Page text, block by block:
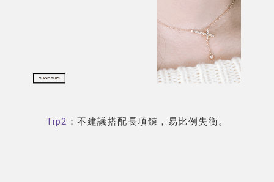
Tip2 ：不建議搭配長項鍊，易比例失衡。